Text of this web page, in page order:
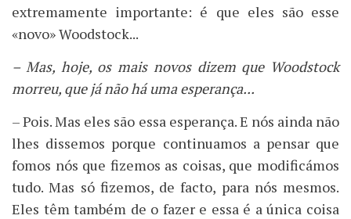
extremamente importante: é que eles são esse
«novo» Woodstock...
– Mas, hoje, os mais novos dizem que Woodstock
morreu, que já não há uma esperança...
– Pois. Mas eles são essa esperança. E nós ainda não
lhes dissemos porque continuamos a pensar que
fomos nós que fizemos as coisas, que modificámos
tudo. Mas só fizemos, de facto, para nós mesmos.
Eles têm também de o fazer e essa é a única coisa